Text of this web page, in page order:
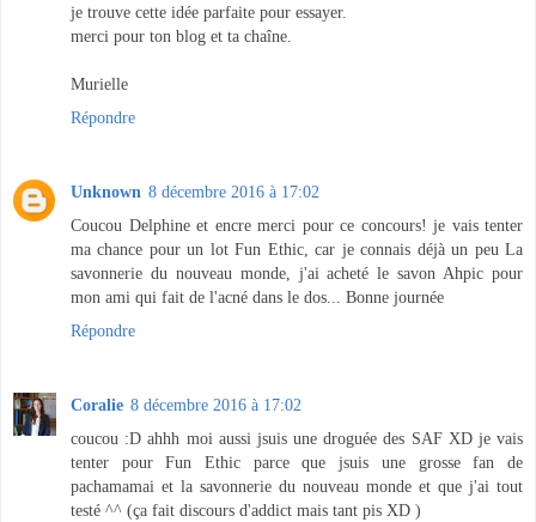
je trouve cette idée parfaite pour essayer.
merci pour ton blog et ta chaîne.
Murielle
Répondre
Unknown 8 décembre 2016 à 17:02
Coucou Delphine et encre merci pour ce concours! je vais tenter
ma chance pour un lot Fun Ethic, car je connais déjà un peu La
savonnerie du nouveau monde, j'ai acheté le savon Ahpic pour
mon ami qui fait de l'acné dans le dos... Bonne journée
Répondre
Coralie 8 décembre 2016 à 17:02
coucou :D ahhh moi aussi jsuis une droguée des SAF XD je vais
tenter pour Fun Ethic parce que jsuis une grosse fan de
pachamamai et la savonnerie du nouveau monde et que j'ai tout
testé ^^ (ça fait discours d'addict mais tant pis XD )